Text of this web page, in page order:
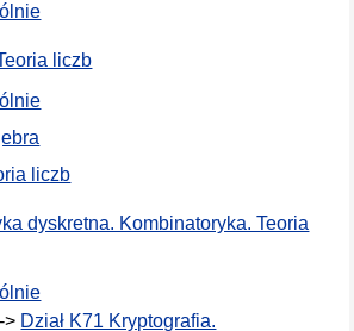
liczb
liczb
dyskretna. Kombinatoryka. Teoria
> Dział K71 Kryptografia.